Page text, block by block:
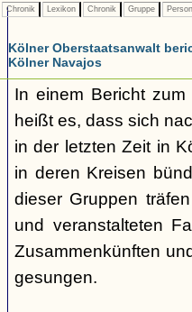
Chronik Lexikon Chronik Gruppe Person
Kölner Oberstaatsanwalt
Kölner Navajos
In einem Bericht
heißt es, dass sich
in der letzten Zeit in
in deren Kreisen
dieser Gruppen
und veranstalteten
Zusammenkünften
gesungen.